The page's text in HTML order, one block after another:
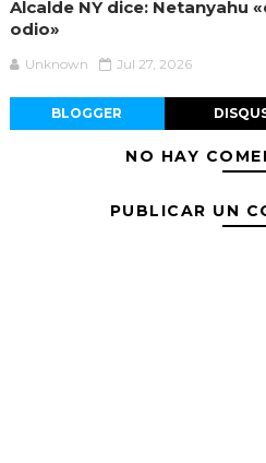
Alcalde NY dice: Netanyahu
odio»
Unknown Jul 27, 2026
BLOGGER
NO HAY
PUBLICAR UN